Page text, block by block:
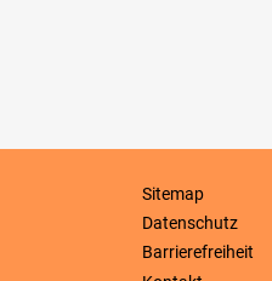
Sitemap
Datenschutz
Barrierefreiheit